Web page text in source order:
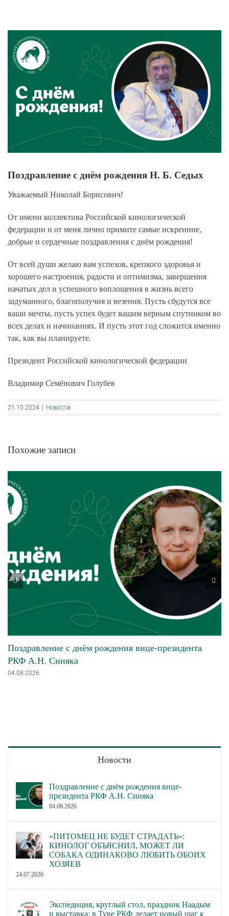
View
Larger
Image
Поздравление с днём рождения Н. Б. Седых
Уважаемый Николай Борисович!
От имени коллектива Российской кинологической
федерации и от меня лично примите самые искренние,
добрые и сердечные поздравления с днём рождения!
От всей души желаю вам успехов, крепкого здоровья и
хорошего настроения, радости и оптимизма, завершения
начатых дел и успешного воплощения в жизнь всего
задуманного, благополучия и везения. Пусть сбудутся все
ваши мечты, пусть успех будет вашим верным спутником во
всех делах и начинаниях. И пусть этот год сложится именно
так, как вы планируете.
Президент Российской кинологической федерации
Владимир Семёнович Голубев
21.10.2024 Новости
Похожие записи
Поздравление с днём рождения вице-президента
РКФ А.Н. Синяка
04.08.2026
Новости
Поздравление с днём рождения вице-
президента РКФ А.Н. Синяка
04.08.2026
«ПИТОМЕЦ НЕ БУДЕТ СТРАДАТЬ»:
КИНОЛОГ ОБЪЯСНИЛ, МОЖЕТ ЛИ
СОБАКА ОДИНАКОВО ЛЮБИТЬ ОБОИХ
ХОЗЯЕВ
24.07.2026
Экспедиция, круглый стол, праздник Наадым
и выставка: в Туве РКФ делает новый шаг к